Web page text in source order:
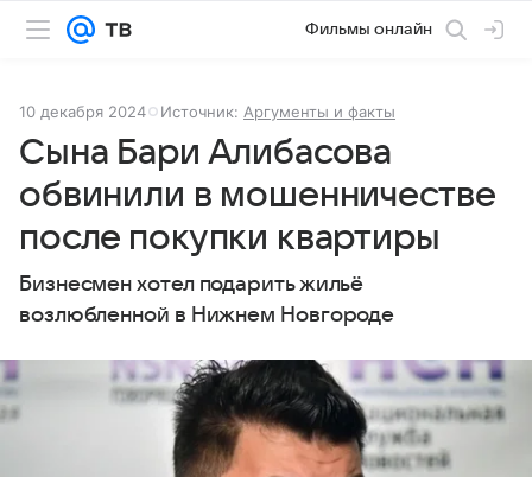
Фильмы онлайн
10 декабря 2024 Источник: Аргументы и факты
Сына Бари Алибасова
обвинили в мошенничестве
после покупки квартиры
Бизнесмен хотел подарить жильё
возлюбленной в Нижнем Новгороде